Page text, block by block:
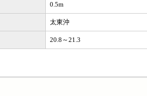
0.5m
太東沖
20.8～21.3